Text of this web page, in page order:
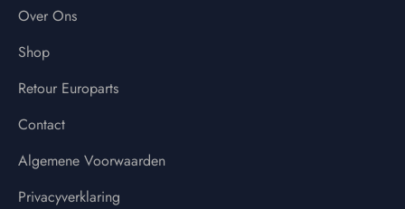
Over Ons
Shop
Retour Europarts
Contact
Algemene Voorwaarden
Privacyverklaring